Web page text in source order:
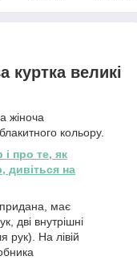
куртка великі
жіноча
кольору.
про те, як
дивіться на
має
дві внутрішні
рук). На лівій